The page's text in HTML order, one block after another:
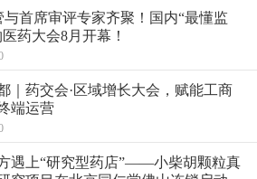
与首席审评专家齐聚！国内“最懂监
药大会8月开幕！
｜药交会·区域增长大会，赋能工商
端运营
遇上“研究型药店”——小柴胡颗粒真